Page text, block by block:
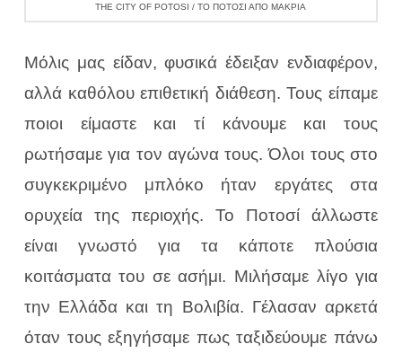
THE CITY OF POTOSI / ΤΟ ΠΟΤΟΣΊ ΑΠΌ ΜΑΚΡΙΆ
Μόλις μας είδαν, φυσικά έδειξαν ενδιαφέρον,
αλλά καθόλου επιθετική διάθεση. Τους είπαμε
ποιοι είμαστε και τί κάνουμε και τους
ρωτήσαμε για τον αγώνα τους. Όλοι τους στο
συγκεκριμένο μπλόκο ήταν εργάτες στα
ορυχεία της περιοχής. Το Ποτοσί άλλωστε
είναι γνωστό για τα κάποτε πλούσια
κοιτάσματα του σε ασήμι. Μιλήσαμε λίγο για
την Ελλάδα και τη Βολιβία. Γέλασαν αρκετά
όταν τους εξηγήσαμε πως ταξιδεύουμε πάνω